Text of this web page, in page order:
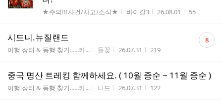
게시판명
★주의!!!사건/사고/소식★ 작성자
바이칼3 작성시간
26.08.01 조회수
55
시드니.뉴질랜드
게시판명
여행 장터 & 동행 찾기......카... 작성자
들꽂 작성시간
26.07.31 조회수
219
댓
글 8
중국 명산 트레킹 함께하세요. ( 10월 중순 ~ 11월 중순 )
게시판명
여행 장터 & 동행 찾기......카... 작성자
니드 작성시간
26.07.31 조회수
122